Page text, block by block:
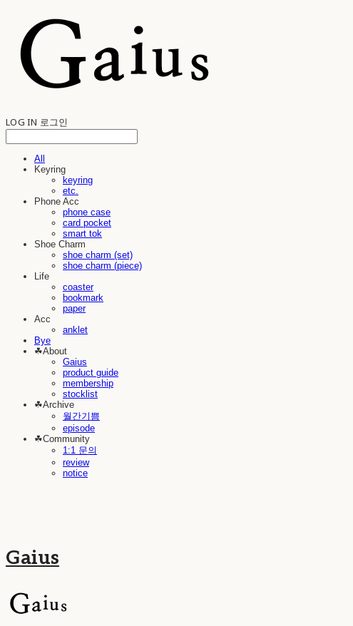
LOG IN 로그인
All
Keyring
keyring
etc.
Phone Acc
phone case
card pocket
smart tok
Shoe Charm
shoe charm (set)
shoe charm (piece)
Life
coaster
bookmark
paper
Acc
anklet
Bye
☘︎About
Gaius
product guide
membership
stocklist
☘︎Archive
월간기쁨
episode
☘︎Community
1:1 문의
review
notice
Gaius